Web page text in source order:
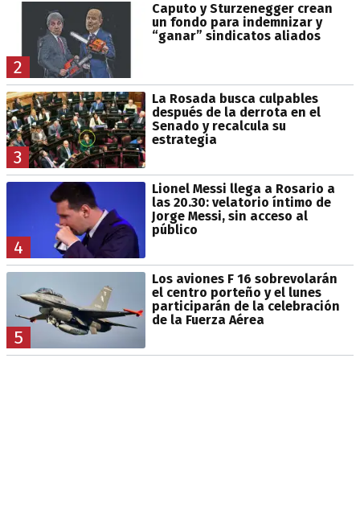
2
Caputo y Sturzenegger crean
un fondo para indemnizar y
“ganar” sindicatos aliados
3
La Rosada busca culpables
después de la derrota en el
Senado y recalcula su
estrategia
4
Lionel Messi llega a Rosario a
las 20.30: velatorio íntimo de
Jorge Messi, sin acceso al
público
5
Los aviones F 16 sobrevolarán
el centro porteño y el lunes
participarán de la celebración
de la Fuerza Aérea